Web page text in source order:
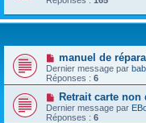
manuel de
Dernier message par
Réponses : 6
Retrait carte non
Dernier message par
Réponses : 6